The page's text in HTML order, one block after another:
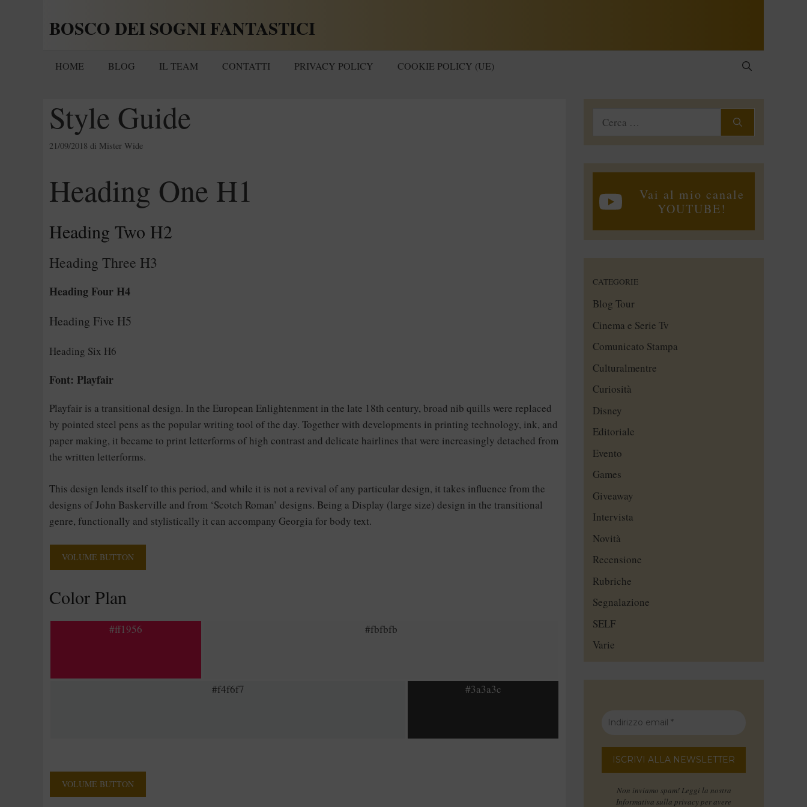
BOSCO DEI SOGNI FANTASTICI
HOME BLOG IL TEAM CONTATTI PRIVACY POLICY COOKIE POLICY (UE)
Style Guide
21/09/2018 di Mister Wide
Heading One H1
Heading Two H2
Heading Three H3
Heading Four H4
Heading Five H5
Heading Six H6
Font: Playfair
Playfair is a transitional design. In the European Enlightenment in the late 18th century, broad nib quills were replaced
by pointed steel pens as the popular writing tool of the day. Together with developments in printing technology, ink, and
paper making, it became to print letterforms of high contrast and delicate hairlines that were increasingly detached from
the written letterforms.
This design lends itself to this period, and while it is not a revival of any particular design, it takes influence from the
designs of John Baskerville and from ‘Scotch Roman’ designs. Being a Display (large size) design in the transitional
genre, functionally and stylistically it can accompany Georgia for body text.
VOLUME BUTTON
Color Plan
#ff1956 #fbfbfb
#f4f6f7 #3a3a3c
VOLUME BUTTON
Ricerca
Vai al mio canale
YOUTUBE!
CATEGORIE
Blog Tour
Cinema e Serie Tv
Comunicato Stampa
Culturalmentre
Curiosità
Disney
Editoriale
Evento
Games
Giveaway
Intervista
Novità
Recensione
Rubriche
Segnalazione
SELF
Varie
Non inviamo spam! Leggi la nostra
Informativa sulla privacy per avere